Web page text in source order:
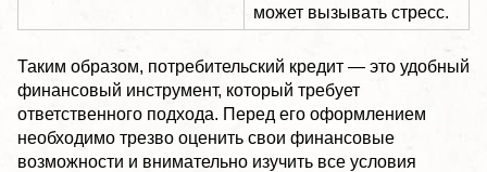
может вызывать стресс.
Таким образом, потребительский кредит — это удобный
финансовый инструмент, который требует
ответственного подхода. Перед его оформлением
необходимо трезво оценить свои финансовые
возможности и внимательно изучить все условия